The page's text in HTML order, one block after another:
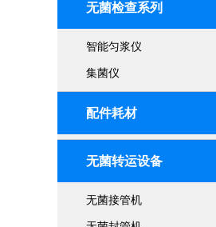
无菌检查系列
智能匀浆仪
集菌仪
配件耗材
无菌转运设备
无菌接管机